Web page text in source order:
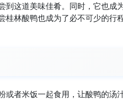
到这道美味佳肴。同时，它也成
桂林酸鸭也成为了必不可少的行
或者米饭一起食用，让酸鸭的汤